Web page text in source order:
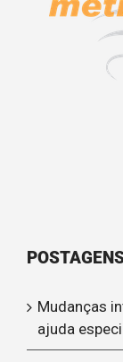
Mudanças
ajuda